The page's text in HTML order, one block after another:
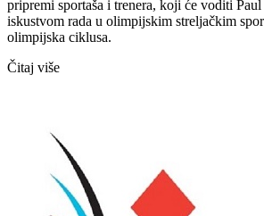
pripremi sportaša i trenera, koji će voditi
iskustvom rada u olimpijskim streljačkim
olimpijska ciklusa.
Čitaj više